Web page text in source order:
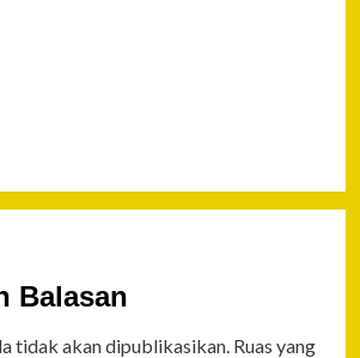
Balasan
tidak akan dipublikasikan. Ruas yang